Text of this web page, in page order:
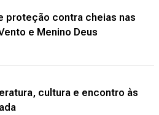
proteção contra cheias nas
e Menino Deus
cultura e encontro às